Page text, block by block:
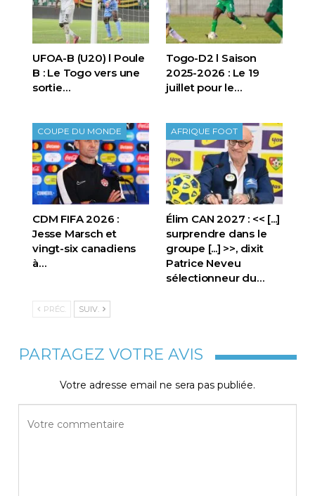
UFOA-B (U20) l Poule
B : Le Togo vers une
sortie…
Togo-D2 l Saison
2025-2026 : Le 19
juillet pour le…
COUPE DU MONDE
CDM FIFA 2026 :
Jesse Marsch et
vingt-six canadiens
à…
AFRIQUE FOOT
Élim CAN 2027 : << [...]
surprendre dans le
groupe [...] >>, dixit
Patrice Neveu
sélectionneur du…
PRÉC. SUIV.
PARTAGEZ VOTRE AVIS
Votre adresse email ne sera pas publiée.